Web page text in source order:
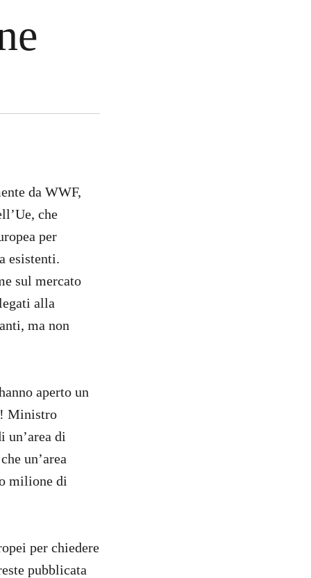
da WWF,
che
per
esistenti.
sul mercato
alla
ma non
aperto un
Ministro
un’area di
un’area
milione di
per chiedere
pubblicata